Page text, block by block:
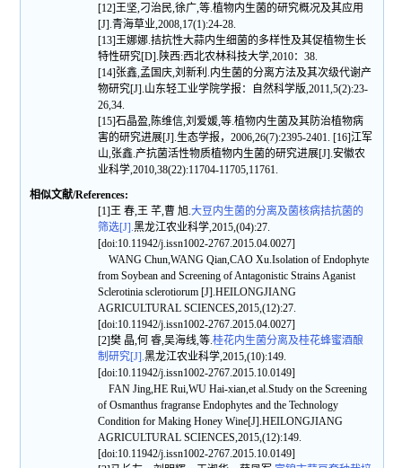
[12]王坚,刁治民,徐广,等.植物内生菌的研究概况及其应用
[J].青海草业,2008,17(1):24-28.
[13]王娜娜.拮抗性大蒜内生细菌的多样性及其促植物生长
特性研究[D].陕西:西北农林科技大学,2010：38.
[14]张鑫,孟国庆,刘新利.内生菌的分离方法及其次级代谢产
物研究[J].山东轻工业学院学报：自然科学版,2011,5(2):23-
26,34.
[15]石晶盈,陈维信,刘爱媛,等.植物内生菌及其防治植物病
害的研究进展[J].生态学报，2006,26(7):2395-2401. [16]江军
山,张鑫.产抗菌活性物质植物内生菌的研究进展[J].安徽农
业科学,2010,38(22):11704-11705,11761.
相似文献/References:
[1]王 春,王 芊,曹 旭.大豆内生菌的分离及菌核病拮抗菌的
筛选[J].黑龙江农业科学,2015,(04):27.
[doi:10.11942/j.issn1002-2767.2015.04.0027]
WANG Chun,WANG Qian,CAO Xu.Isolation of Endophyte
from Soybean and Screening of Antagonistic Strains Aganist
Sclerotinia sclerotiorum [J].HEILONGJIANG
AGRICULTURAL SCIENCES,2015,(12):27.
[doi:10.11942/j.issn1002-2767.2015.04.0027]
[2]樊 晶,何 睿,吴海线,等.桂花内生菌分离及桂花蜂蜜酒酿
制研究[J].黑龙江农业科学,2015,(10):149.
[doi:10.11942/j.issn1002-2767.2015.10.0149]
FAN Jing,HE Rui,WU Hai-xian,et al.Study on the Screening
of Osmanthus fragranse Endophytes and the Technology
Condition for Making Honey Wine[J].HEILONGJIANG
AGRICULTURAL SCIENCES,2015,(12):149.
[doi:10.11942/j.issn1002-2767.2015.10.0149]